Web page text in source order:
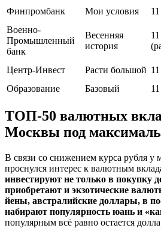
Финпромбанк Мои условия 11
Военно-
Промышленный
банк
Весенняя
история
11
Центр-Инвест Расти большой 11
Образование
Базовый 11
ТОП-50 валютных
Москвы под
В связи со снижением курса рубля у
проснулся интерес к валютным
инвестируют не только в покупку
приобретают и экзотические
йены, австралийские доллары, в
набирают популярность юань и
популярным всё равно остается